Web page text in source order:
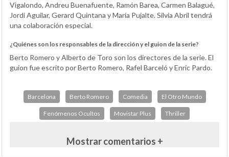
Vigalondo, Andreu Buenafuente, Ramón Barea, Carmen Balagué,
Jordi Aguilar, Gerard Quintana y María Pujalte. Silvia Abril tendrá
una colaboración especial.
¿Quiénes son los responsables de la dirección y el guion de la serie?
Berto Romero y Alberto de Toro son los directores de la serie. El
guion fue escrito por Berto Romero, Rafel Barceló y Enric Pardo.
Barcelona Berto Romero Comedia El Otro Mundo
Fenómenos Ocultos Movistar Plus Thriller
Mostrar comentarios +